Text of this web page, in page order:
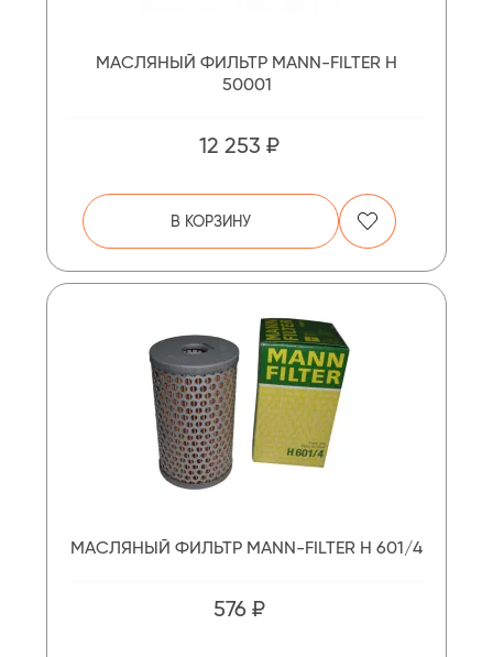
МАСЛЯНЫЙ ФИЛЬТР MANN-FILTER H
50001
12 253 ₽
В КОРЗИНУ
МАСЛЯНЫЙ ФИЛЬТР MANN-FILTER H 601/4
576 ₽